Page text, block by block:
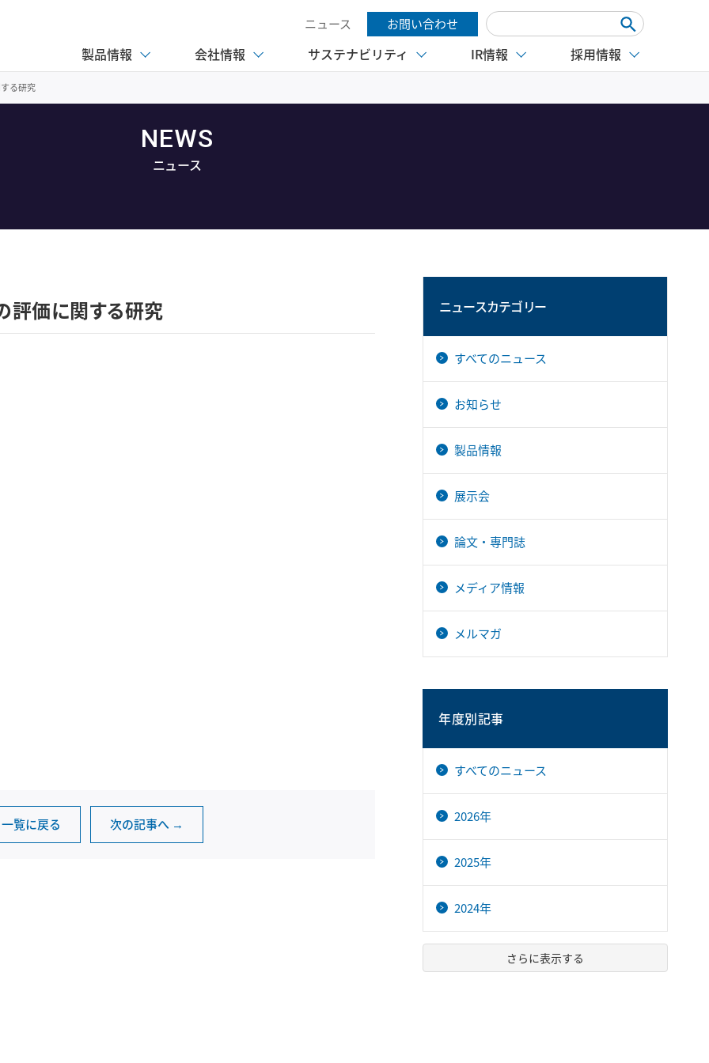
ニュース お問い合わせ
製品情報 会社情報 サステナビリティ IR情報 採用情報
る研究
NEWS
ニュース
評価に関する研究
一覧に戻る 次の記事へ →
ニュースカテゴリー
すべてのニュース
お知らせ
製品情報
展示会
論文・専門誌
メディア情報
メルマガ
年度別記事
すべてのニュース
2026年
2025年
2024年
さらに表示する